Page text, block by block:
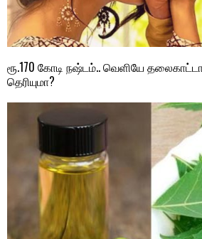
ரூ.170 கோடி நஷ்டம்.. வெளியே
தெரியுமா?